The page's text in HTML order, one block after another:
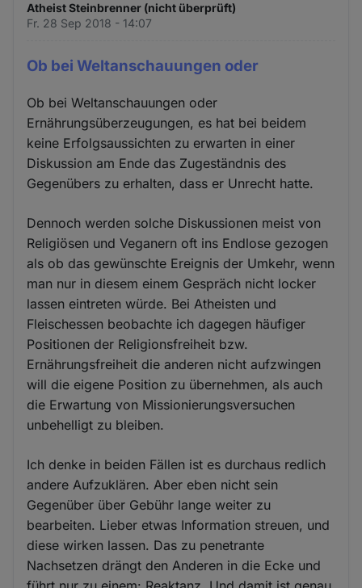
Atheist Steinbrenner (nicht überprüft)
Fr. 28 Sep 2018 - 14:07
Ob bei Weltanschauungen oder
Ob bei Weltanschauungen oder
Ernährungsüberzeugungen, es hat bei beidem
keine Erfolgsaussichten zu erwarten in einer
Diskussion am Ende das Zugeständnis des
Gegenübers zu erhalten, dass er Unrecht hatte.
Dennoch werden solche Diskussionen meist von
Religiösen und Veganern oft ins Endlose gezogen
als ob das gewünschte Ereignis der Umkehr, wenn
man nur in diesem einem Gespräch nicht locker
lassen eintreten würde. Bei Atheisten und
Fleischessen beobachte ich dagegen häufiger
Positionen der Religionsfreiheit bzw.
Ernährungsfreiheit die anderen nicht aufzwingen
will die eigene Position zu übernehmen, als auch
die Erwartung von Missionierungsversuchen
unbehelligt zu bleiben.
Ich denke in beiden Fällen ist es durchaus redlich
andere Aufzuklären. Aber eben nicht sein
Gegenüber über Gebühr lange weiter zu
bearbeiten. Lieber etwas Information streuen, und
diese wirken lassen. Das zu penetrante
Nachsetzen drängt den Anderen in die Ecke und